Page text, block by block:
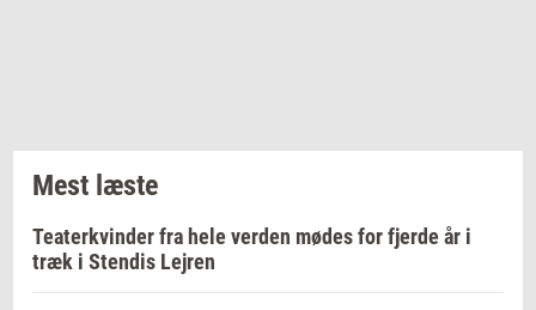
Mest læste
Teaterkvinder fra hele verden mødes for fjerde år i
træk i Stendis Lejren